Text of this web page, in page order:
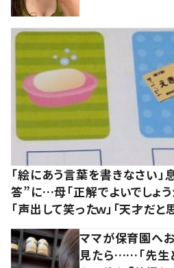
「絵にあう言葉を書きなさい
答”に…母「正解でよいでしょ
「声出して笑ったｗ」「天才だと
ママが保育園へ
見たら……「先生